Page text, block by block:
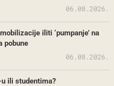
06.08.2026.
iliti ‘pumpanje’ na
pobune
06.08.2026.
ili studentima?